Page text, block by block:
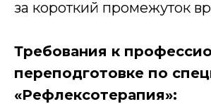
за короткий промежуток
Требования к
переподготовке по
«Рефлексотерапия»: